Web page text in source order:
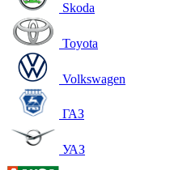
Skoda
Toyota
Volkswagen
ГАЗ
УАЗ